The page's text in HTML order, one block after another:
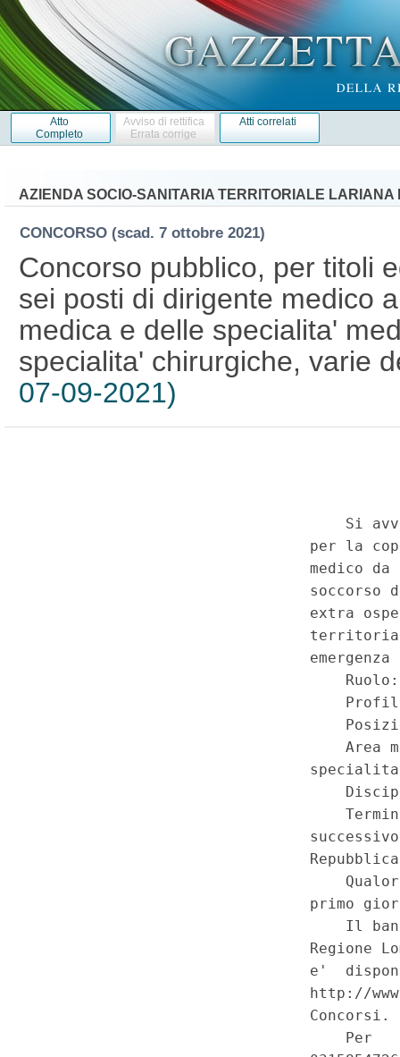
Atto
Completo
Avviso di rettifica
Errata corrige
Atti correlati
AZIENDA SOCIO-SANITARIA TERRITORIALE LARIANA
CONCORSO (scad. 7 ottobre 2021)
Concorso pubblico, per titoli
sei posti di dirigente medico
medica e delle specialita'
specialita' chirurgiche, varie
07-09-2021)